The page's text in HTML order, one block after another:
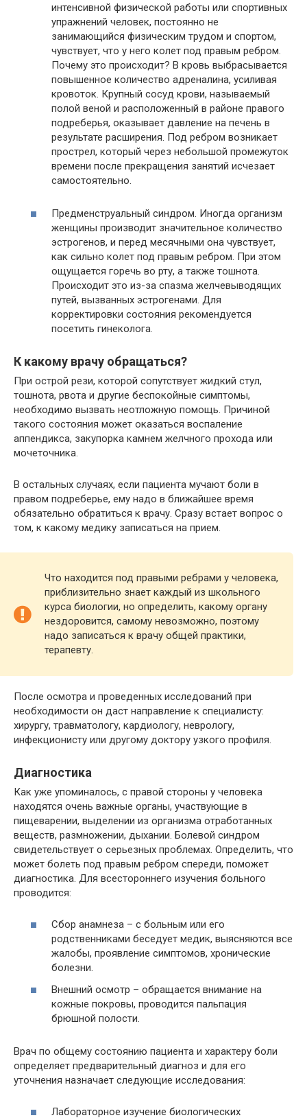
интенсивной физической работы или спортивных
упражнений человек, постоянно не
занимающийся физическим трудом и спортом,
чувствует, что у него колет под правым ребром.
Почему это происходит? В кровь выбрасывается
повышенное количество адреналина, усиливая
кровоток. Крупный сосуд крови, называемый
полой веной и расположенный в районе правого
подреберья, оказывает давление на печень в
результате расширения. Под ребром возникает
прострел, который через небольшой промежуток
времени после прекращения занятий исчезает
самостоятельно.
Предменструальный синдром. Иногда организм
женщины производит значительное количество
эстрогенов, и перед месячными она чувствует,
как сильно колет под правым ребром. При этом
ощущается горечь во рту, а также тошнота.
Происходит это из-за спазма желчевыводящих
путей, вызванных эстрогенами. Для
корректировки состояния рекомендуется
посетить гинеколога.
К какому врачу обращаться?
При острой рези, которой сопутствует жидкий стул,
тошнота, рвота и другие беспокойные симптомы,
необходимо вызвать неотложную помощь. Причиной
такого состояния может оказаться воспаление
аппендикса, закупорка камнем желчного прохода или
мочеточника.
В остальных случаях, если пациента мучают боли в
правом подреберье, ему надо в ближайшее время
обязательно обратиться к врачу. Сразу встает вопрос о
том, к какому медику записаться на прием.
Что находится под правыми ребрами у человека,
приблизительно знает каждый из школьного
курса биологии, но определить, какому органу
нездоровится, самому невозможно, поэтому
надо записаться к врачу общей практики,
терапевту.
После осмотра и проведенных исследований при
необходимости он даст направление к специалисту:
хирургу, травматологу, кардиологу, неврологу,
инфекционисту или другому доктору узкого профиля.
Диагностика
Как уже упоминалось, с правой стороны у человека
находятся очень важные органы, участвующие в
пищеварении, выделении из организма отработанных
веществ, размножении, дыхании. Болевой синдром
свидетельствует о серьезных проблемах. Определить, что
может болеть под правым ребром спереди, поможет
диагностика. Для всестороннего изучения больного
проводится:
Сбор анамнеза – с больным или его
родственниками беседует медик, выясняются все
жалобы, проявление симптомов, хронические
болезни.
Внешний осмотр – обращается внимание на
кожные покровы, проводится пальпация
брюшной полости.
Врач по общему состоянию пациента и характеру боли
определяет предварительный диагноз и для его
уточнения назначает следующие исследования:
Лабораторное изучение биологических